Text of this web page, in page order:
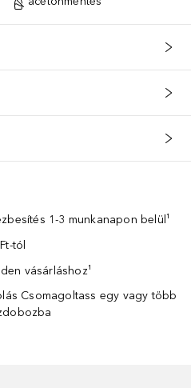
1-3 munkanapon belül¹
tól
vásárláshoz¹
Csomagoltass egy vagy több